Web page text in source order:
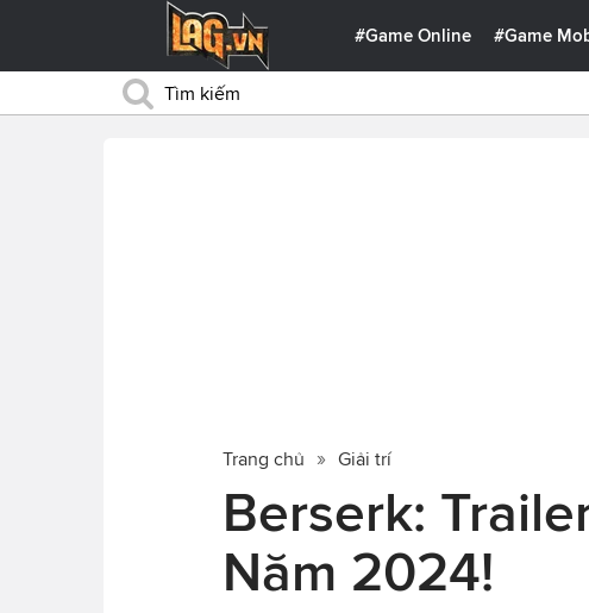
#Game Online #Game
Trang chủ Giải trí
Berserk:
Năm 2024!